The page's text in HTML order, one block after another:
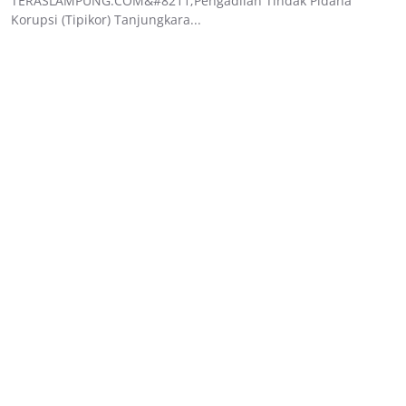
Korupsi (Tipikor) Tanjungkara...